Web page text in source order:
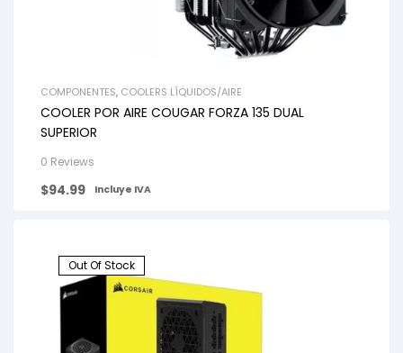
COMPONENTES, COOLERS LÍQUIDOS/AIRE
COOLER POR AIRE COUGAR FORZA 135 DUAL
SUPERIOR
0 Reviews
$94.99 Incluye IVA
Out Of Stock